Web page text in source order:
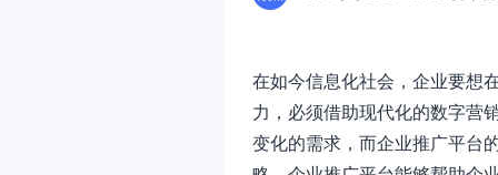
在如今信息化社会，企业要想
力，必须借助现代化的数字营
变化的需求，而企业推广平台